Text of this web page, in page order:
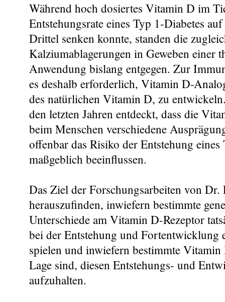
Während hoch dosiertes Vitamin D im
Entstehungsrate eines Typ 1-Diabetes
Drittel senken konnte, standen die
Kalziumablagerungen in Geweben einer
Anwendung bislang entgegen. Zur
es deshalb erforderlich, Vitamin D-
des natürlichen Vitamin D, zu
den letzten Jahren entdeckt, dass die
beim Menschen verschiedene
offenbar das Risiko der Entstehung eines
maßgeblich beeinflussen.
Das Ziel der Forschungsarbeiten von Dr.
herauszufinden, inwiefern bestimmte
Unterschiede am Vitamin D-Rezeptor
bei der Entstehung und Fortentwicklung
spielen und inwiefern bestimmte
Lage sind, diesen Entstehungs- und
aufzuhalten.